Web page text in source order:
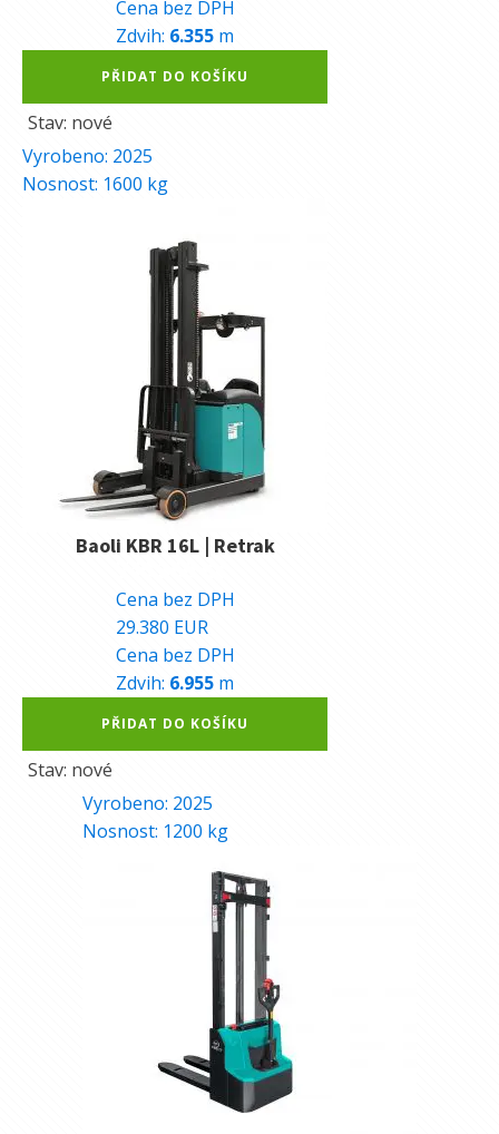
Cena bez DPH
Zdvih: 6.355 m
PŘIDAT DO KOŠÍKU
Stav: nové
Vyrobeno: 2025
Nosnost: 1600 kg
Baoli KBR 16L | Retrak
Cena bez DPH
29.380 EUR
Cena bez DPH
Zdvih: 6.955 m
PŘIDAT DO KOŠÍKU
Stav: nové
Vyrobeno: 2025
Nosnost: 1200 kg